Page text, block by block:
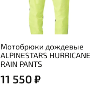
Мотобрюки дождевые
ALPINESTARS HURRICANE
RAIN PANTS
11 550 ₽